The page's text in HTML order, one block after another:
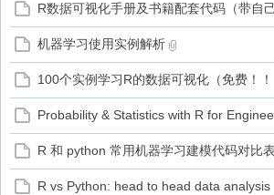
之
R数据可视化手册及书籍配套代码（带自
机器学习使用实例解析
100个实例学习R的数据可视化（免费！！
Probability & Statistics with R for
R 和 python 常用机器学习建模代码对比表
R vs Python: head to head data analysis